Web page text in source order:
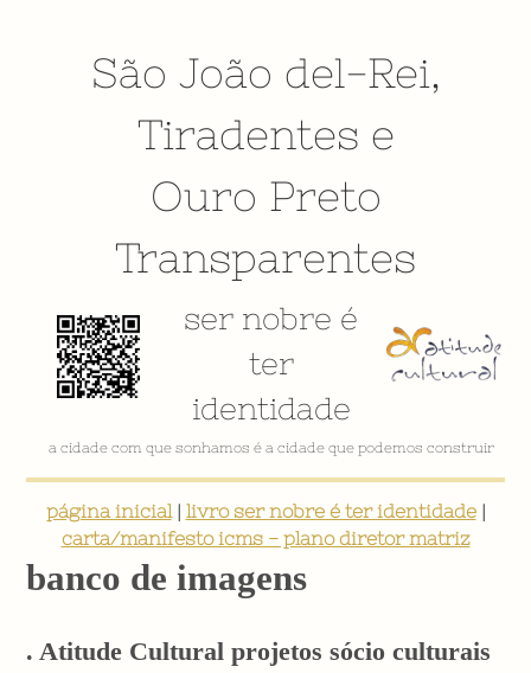
São João del-Rei,
Tiradentes e
Ouro Preto
Transparentes
ser nobre é
ter
identidade
VÍDEO INSTITUCIONAL
página inicial| livro ser nobre é ter identidade|
carta/manifesto icms - plano diretor matriz
banco de imagens
. Atitude Cultural projetos sócio culturais